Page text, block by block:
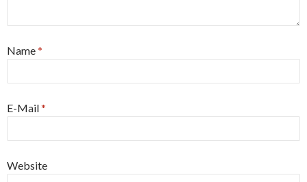
Name*
E-Mail*
Website